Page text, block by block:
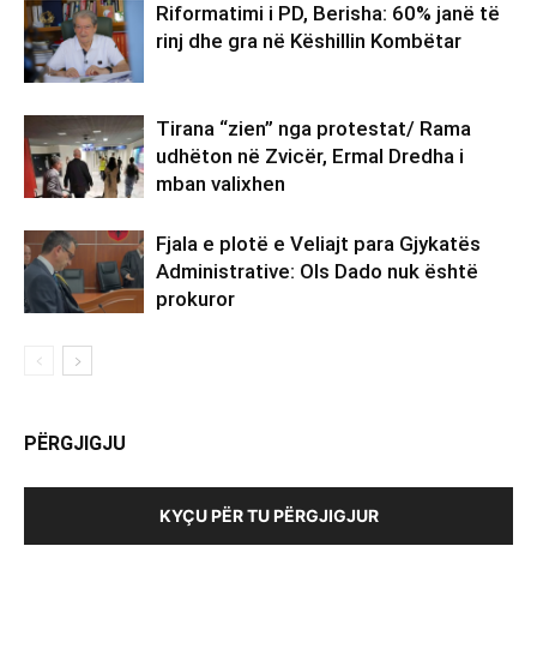
Riformatimi i PD, Berisha: 60% janë të
rinj dhe gra në Këshillin Kombëtar
Tirana “zien” nga protestat/ Rama
udhëton në Zvicër, Ermal Dredha i
mban valixhen
Fjala e plotë e Veliajt para Gjykatës
Administrative: Ols Dado nuk është
prokuror
PËRGJIGJU
KYÇU PËR TU PËRGJIGJUR